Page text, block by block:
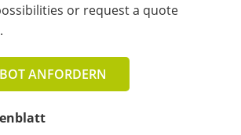
or request a quote
ANFORDERN